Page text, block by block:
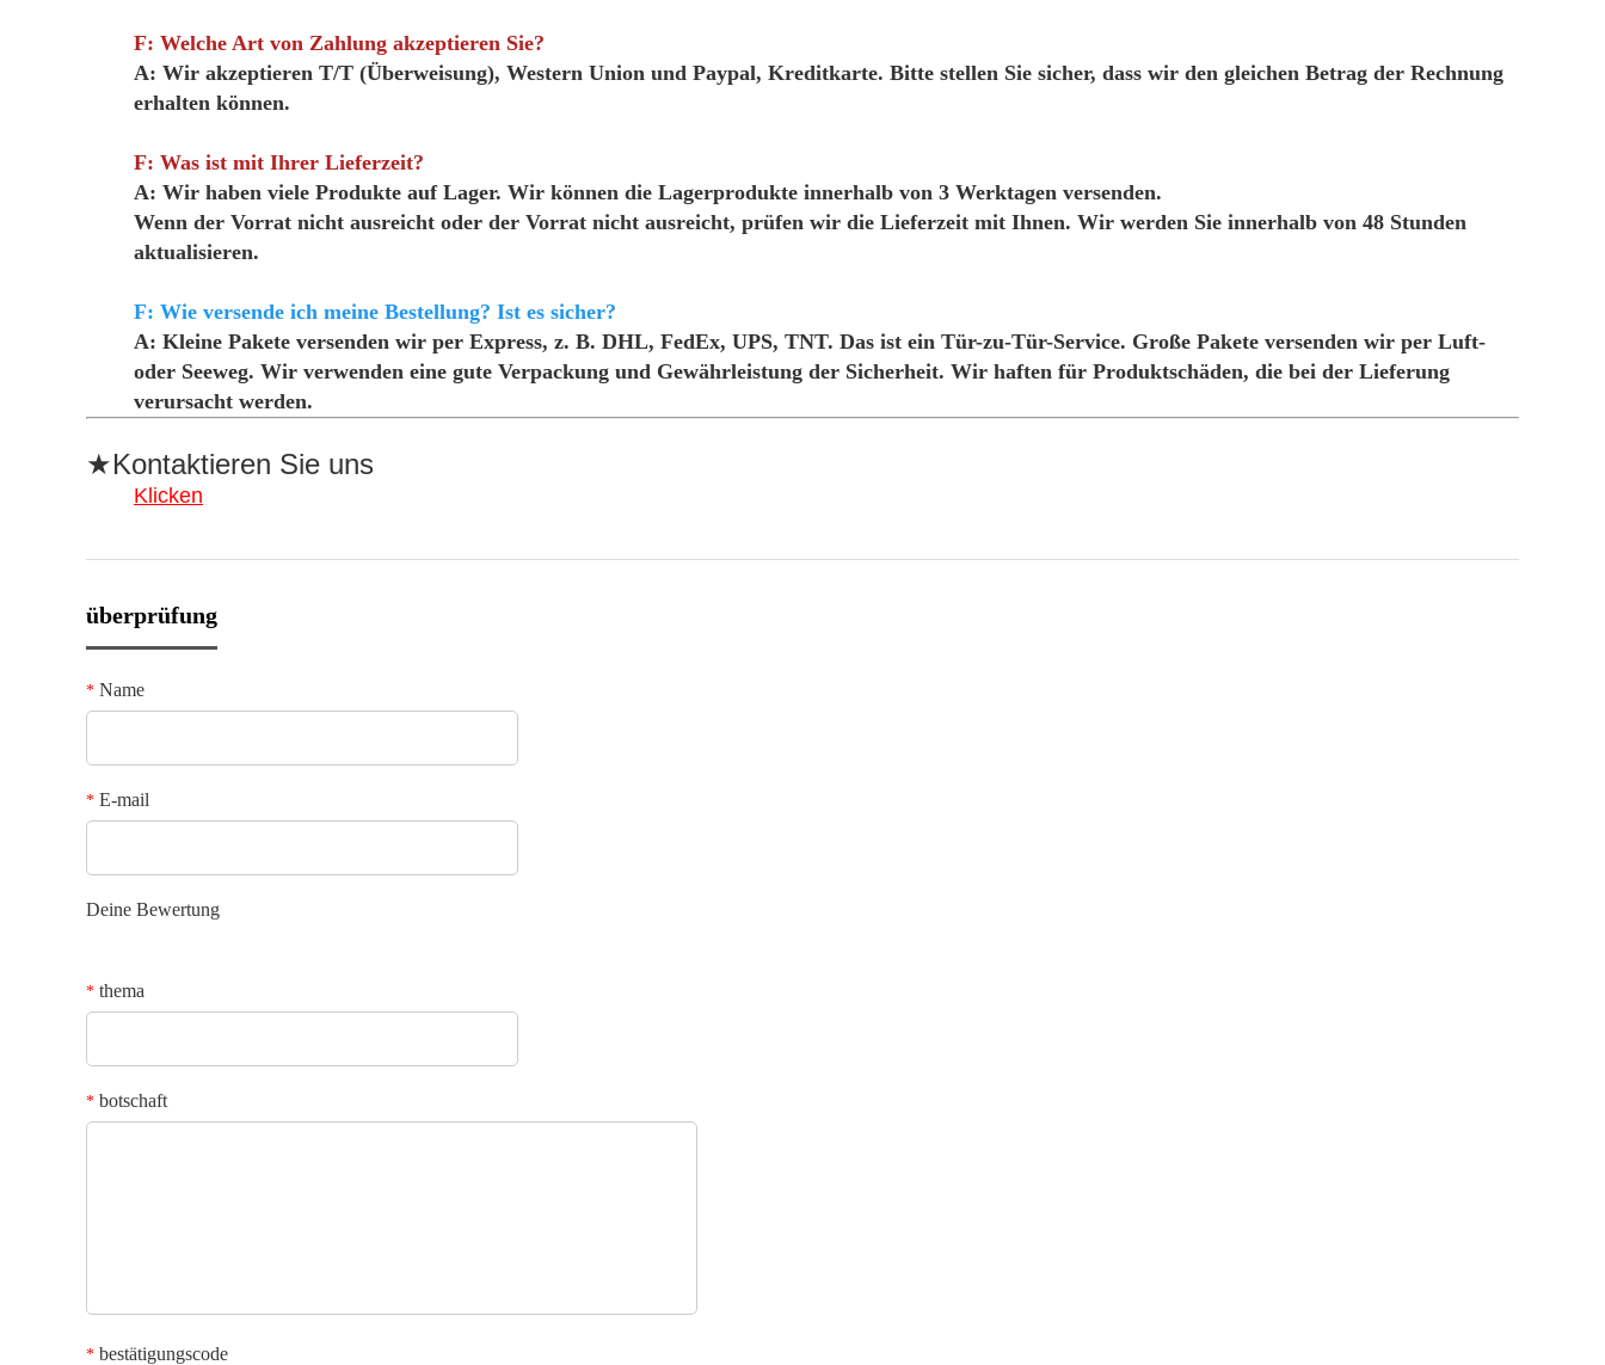
F: Welche Art von Zahlung akzeptieren Sie?
A: Wir akzeptieren T/T (Überweisung), Western Union und Paypal, Kreditkarte. Bitte stellen Sie sicher, dass wir den gleichen Betrag der Rechnung
erhalten können.
F: Was ist mit Ihrer Lieferzeit?
A: Wir haben viele Produkte auf Lager. Wir können die Lagerprodukte innerhalb von 3 Werktagen versenden.
Wenn der Vorrat nicht ausreicht oder der Vorrat nicht ausreicht, prüfen wir die Lieferzeit mit Ihnen. Wir werden Sie innerhalb von 48 Stunden
aktualisieren.
F: Wie versende ich meine Bestellung? Ist es sicher?
A: Kleine Pakete versenden wir per Express, z. B. DHL, FedEx, UPS, TNT. Das ist ein Tür-zu-Tür-Service. Große Pakete versenden wir per Luft-
oder Seeweg. Wir verwenden eine gute Verpackung und Gewährleistung der Sicherheit. Wir haften für Produktschäden, die bei der Lieferung
verursacht werden.
★Kontaktieren Sie uns
Klicken
überprüfung
* Name
* E-mail
Deine Bewertung
* thema
* botschaft
* bestätigungscode